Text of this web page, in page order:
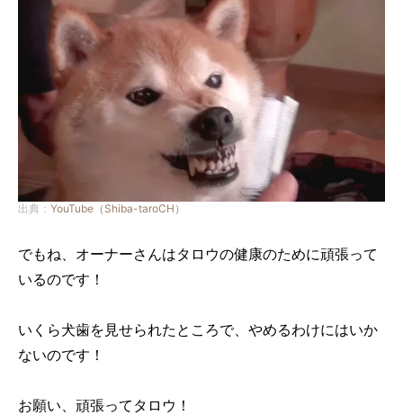
出典： YouTube（Shiba-taroCH）
でもね、オーナーさんはタロウの健康のために頑張って
いるのです！
いくら犬歯を見せられたところで、やめるわけにはいか
ないのです！
お願い、頑張ってタロウ！